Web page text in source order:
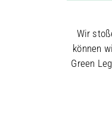
Wir
können
Green